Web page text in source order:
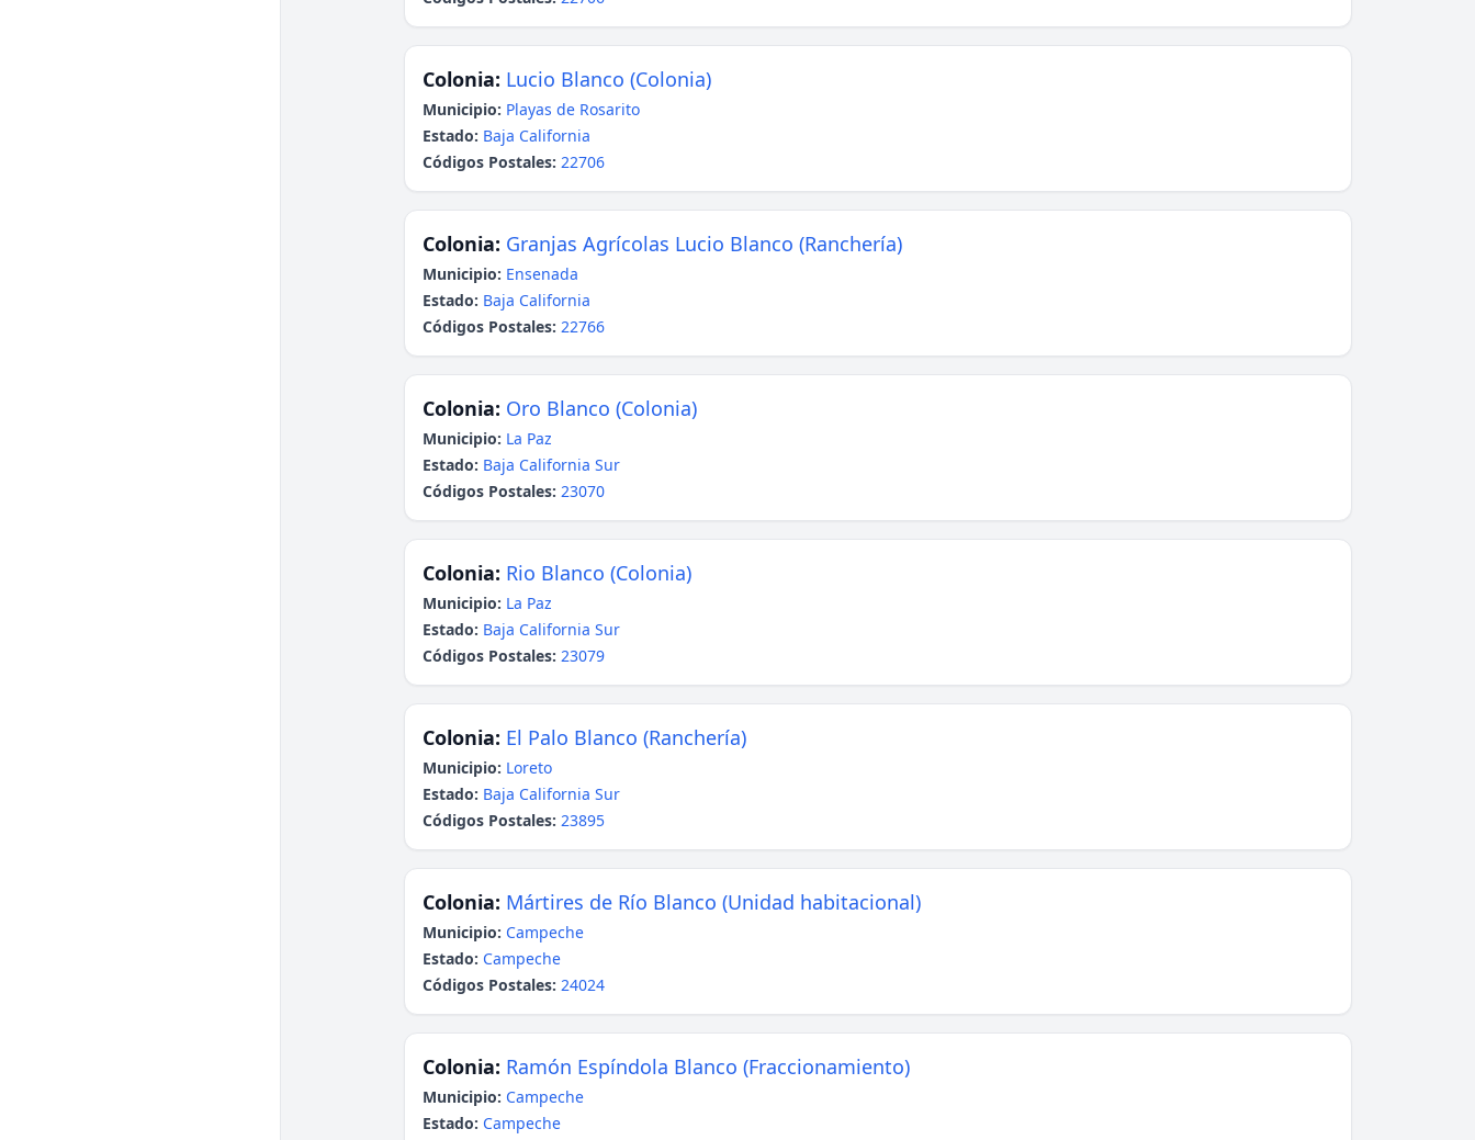
Colonia: Lucio Blanco (Colonia)
Municipio: Playas de Rosarito
Estado: Baja California
Códigos Postales: 22706
Colonia: Granjas Agrícolas Lucio Blanco (Ranchería)
Municipio: Ensenada
Estado: Baja California
Códigos Postales: 22766
Colonia: Oro Blanco (Colonia)
Municipio: La Paz
Estado: Baja California Sur
Códigos Postales: 23070
Colonia: Rio Blanco (Colonia)
Municipio: La Paz
Estado: Baja California Sur
Códigos Postales: 23079
Colonia: El Palo Blanco (Ranchería)
Municipio: Loreto
Estado: Baja California Sur
Códigos Postales: 23895
Colonia: Mártires de Río Blanco (Unidad habitacional)
Municipio: Campeche
Estado: Campeche
Códigos Postales: 24024
Colonia: Ramón Espíndola Blanco (Fraccionamiento)
Municipio: Campeche
Estado: Campeche